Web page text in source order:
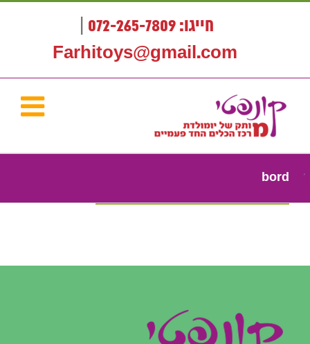
דלג
חייגו: 072-265-7809
Farhitoys@gmail.com
bord